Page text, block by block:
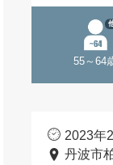
55～64
2023年
丹波市